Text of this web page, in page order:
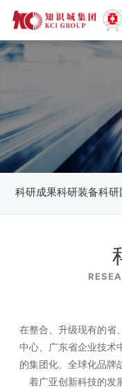
科研成果科研装备科研
在整合、升级现有的省
中心、广东省企业技术
的集团化、全球化品牌
着广亚创新科技的发